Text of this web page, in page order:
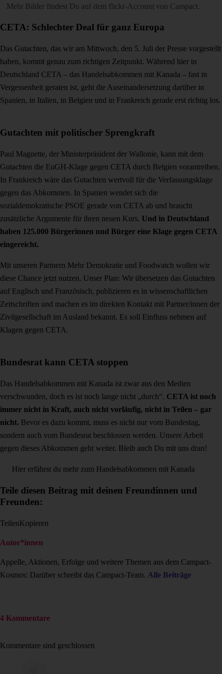
Mehr Bilder findest Du auf dem flickr-Account von Campact.
CETA: Schlechter Deal für ganz Europa
Das Gutachten, das wir am Mittwoch, den 5. Juli der Presse vorgestellt
haben, kommt genau zum richtigen Zeitpunkt. Während hier in
Deutschland CETA – das Handelsabkommen mit Kanada – fast in
Vergessenheit geraten ist, geht die Auseinandersetzung darüber in
Spanien, in Italien, in Belgien und in Frankreich gerade erst richtig los.
Gutachten mit politischer Sprengkraft
Paul Magnette, der Ministerpräsident der Wallonie, kann mit dem
Gutachten die EuGH-Klage gegen CETA durch Belgien vorantreiben.
In Frankreich wäre das Gutachten wertvoll für die Verfassungsklage
gegen das Abkommen. In Spanien wendet sich die
sozialdemokratische PSOE gerade von CETA ab und braucht
zusätzliche Argumente für ihren neuen Kurs. Und in Deutschland
haben 125.000 Bürgerinnen und Bürger eine Klage gegen CETA
eingereicht.
Mit unseren Partnern Mehr Demokratie und Foodwatch wollen wir
diese Chance jetzt nutzen. Unser Plan: Wir übersetzen das Gutachten
auf Englisch und Französisch, publizieren es in wissenschaftlichen
Zeitschriften und machen es im direkten Kontakt mit Partner/innen der
Zivilgesellschaft im Ausland bekannt. Es soll Einfluss nehmen auf
Klagen gegen CETA.
Bundesrat kann CETA stoppen
Das Handelsabkommen mit Kanada ist zwar aus den Medien
verschwunden, doch es ist noch lange nicht „durch“. CETA ist noch
immer nicht in Kraft, auch nicht vorläufig, nicht in Teilen – gar
nicht. Bevor es dazu kommt, muss es nicht nur vom Bundestag,
sondern auch vom Bundesrat beschlossen werden. Unsere Arbeit
gegen dieses Abkommen geht weiter. Bleib auch Du mit uns dran!
Hier erfährst du mehr zum Handelsabkommen mit Kanada
Teile diesen Beitrag mit deinen Freundinnen und
Freunden:
TeilenKopieren
Autor*innen
Appelle, Aktionen, Erfolge und weitere Themen aus dem Campact-
Kosmos: Darüber schreibt das Campact-Team. Alle Beiträge
4 Kommentare
Kommentare sind geschlossen